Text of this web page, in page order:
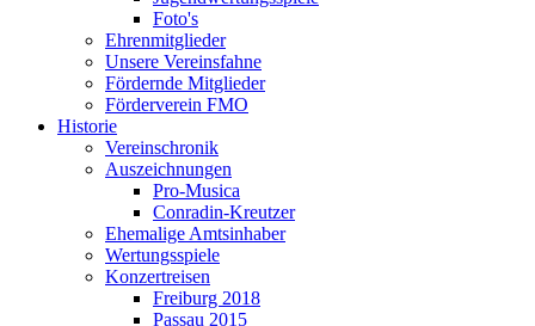
Foto's
Ehrenmitglieder
Unsere Vereinsfahne
Fördernde Mitglieder
Förderverein FMO
Historie
Vereinschronik
Auszeichnungen
Pro-Musica
Conradin-Kreutzer
Ehemalige Amtsinhaber
Wertungsspiele
Konzertreisen
Freiburg 2018
Passau 2015